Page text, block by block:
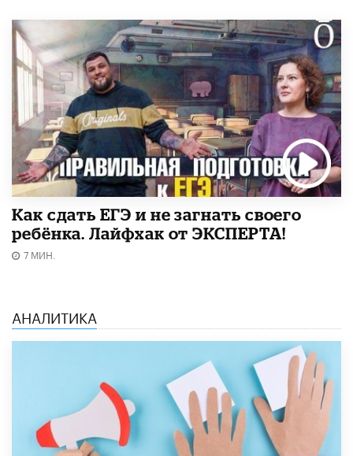
​Как сдать ЕГЭ и не загнать своего
ребёнка. Лайфхак от ЭКСПЕРТА!
7 МИН.
АНАЛИТИКА